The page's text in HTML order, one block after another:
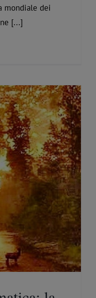
mondiale dei
[...]